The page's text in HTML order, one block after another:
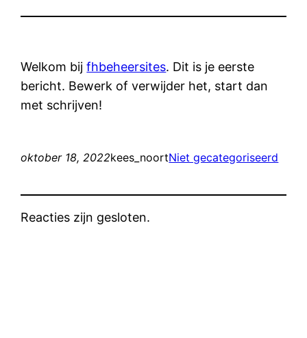
Welkom bijfhbeheersites. Dit is je eerste
bericht. Bewerk of verwijder het, start dan
met schrijven!
oktober 18, 2022kees_noortNiet gecategoriseerd
Reacties zijn gesloten.